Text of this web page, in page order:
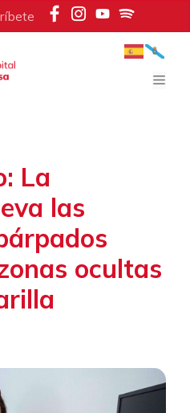
La
las
ocultas